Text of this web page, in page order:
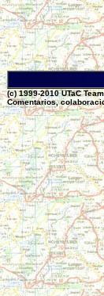
(c) 1999-2010 UTaC
Comentarios,